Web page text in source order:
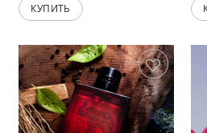
КУПИТЬ
Сохранить